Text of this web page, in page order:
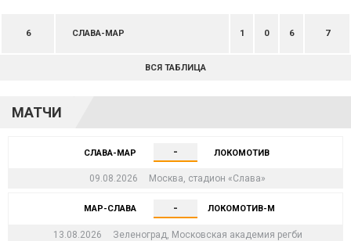
6 СЛАВА-МАР 1 0 6 7
ВСЯ ТАБЛИЦА
МАТЧИ
СЛАВА-МАР - ЛОКОМОТИВ
09.08.2026 Москва, стадион «Слава»
МАР-СЛАВА - ЛОКОМОТИВ-М
13.08.2026 Зеленоград, Московская академия регби